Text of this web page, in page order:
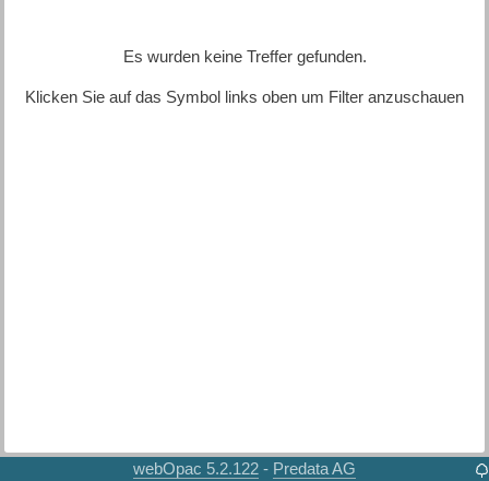
Es wurden keine Treffer gefunden.
Klicken Sie auf das Symbol links oben um Filter anzuschauen
webOpac 5.2.122 - Predata AG